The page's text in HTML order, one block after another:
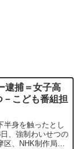
逮捕＝女子高
こども番組担
半身を触ったとし
、強制わいせつの
区、NHK制作局青